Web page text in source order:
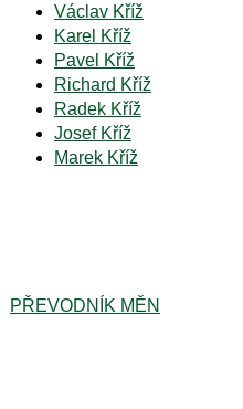
Václav Kříž
Karel Kříž
Pavel Kříž
Richard Kříž
Radek Kříž
Josef Kříž
Marek Kříž
PŘEVODNÍK MĚN